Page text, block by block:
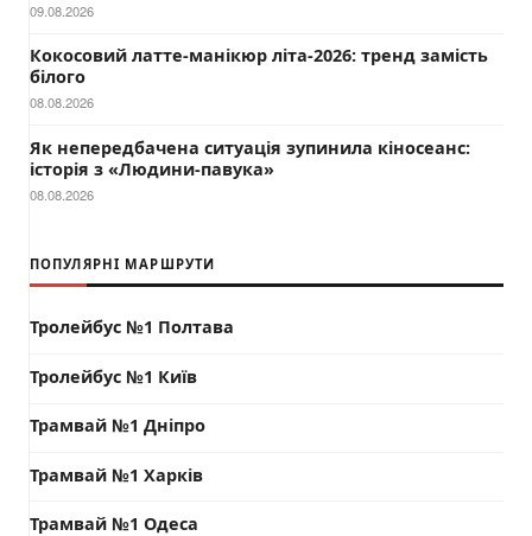
09.08.2026
Кокосовий латте-манікюр літа-2026: тренд замість
білого
08.08.2026
Як непередбачена ситуація зупинила кіносеанс:
історія з «Людини-павука»
08.08.2026
ПОПУЛЯРНІ МАРШРУТИ
Тролейбус №1 Полтава
Тролейбус №1 Київ
Трамвай №1 Дніпро
Трамвай №1 Харків
Трамвай №1 Одеса